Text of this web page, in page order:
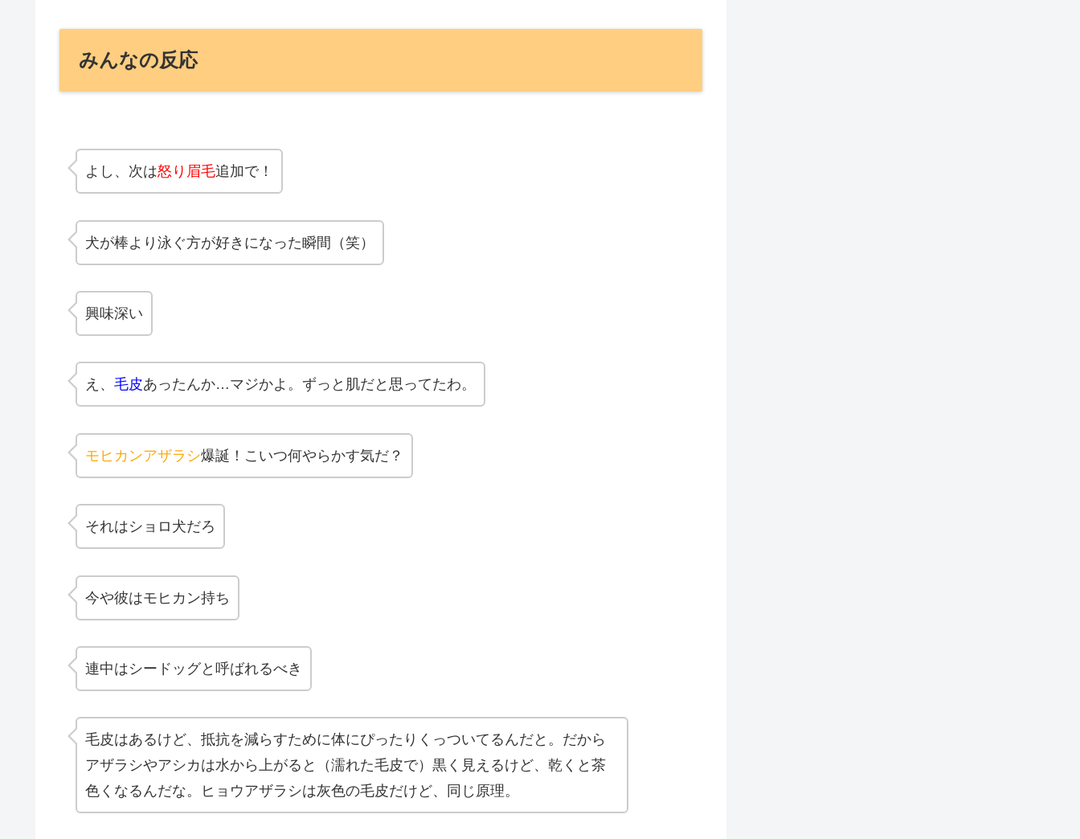
みんなの反応
よし、次は怒り眉毛追加で！
犬が棒より泳ぐ方が好きになった瞬間（笑）
興味深い
え、 毛皮あったんか…マジかよ。ずっと肌だと思ってたわ。
モヒカンアザラシ爆誕！こいつ何やらかす気だ？
それはショロ犬だろ
今や彼はモヒカン持ち
連中はシードッグと呼ばれるべき
毛皮はあるけど、抵抗を減らすために体にぴったりくっついてるんだと。だから
アザラシやアシカは水から上がると（濡れた毛皮で）黒く見えるけど、乾くと茶
色くなるんだな。ヒョウアザラシは灰色の毛皮だけど、同じ原理。